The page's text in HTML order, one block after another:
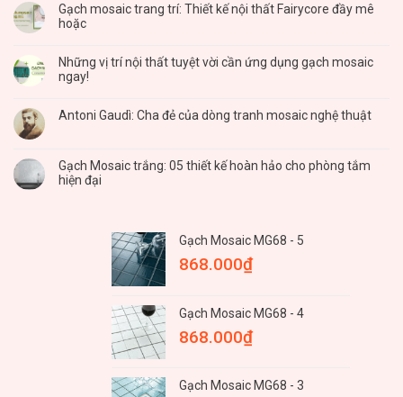
Gạch mosaic trang trí: Thiết kế nội thất Fairycore đầy mê
hoặc
Những vị trí nội thất tuyệt vời cần ứng dụng gạch mosaic
ngay!
Antoni Gaudì: Cha đẻ của dòng tranh mosaic nghệ thuật
Gạch Mosaic trắng: 05 thiết kế hoàn hảo cho phòng tắm
hiện đại
Gạch Mosaic MG68 - 5
868.000₫
Gạch Mosaic MG68 - 4
868.000₫
Gạch Mosaic MG68 - 3